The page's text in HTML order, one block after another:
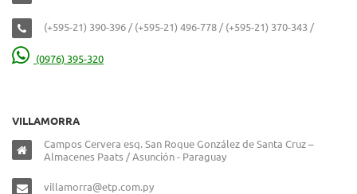
(+595-21) 390-396 / (+595-21) 496-778 / (+595-21) 370-343 /
(0976) 395-320
VILLAMORRA
Campos Cervera esq. San Roque González de Santa Cruz –
Almacenes Paats / Asunción - Paraguay
villamorra@etp.com.py